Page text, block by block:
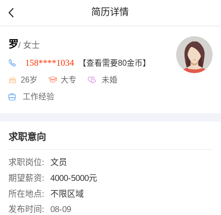
简历详情
罗/ 女士
158****1034 【查看需要80金币】
26岁 大专 未婚
工作经验
求职意向
求职岗位:
文员
期望薪资:
4000-5000元
所在地点:
不限区域
发布时间:
08-09